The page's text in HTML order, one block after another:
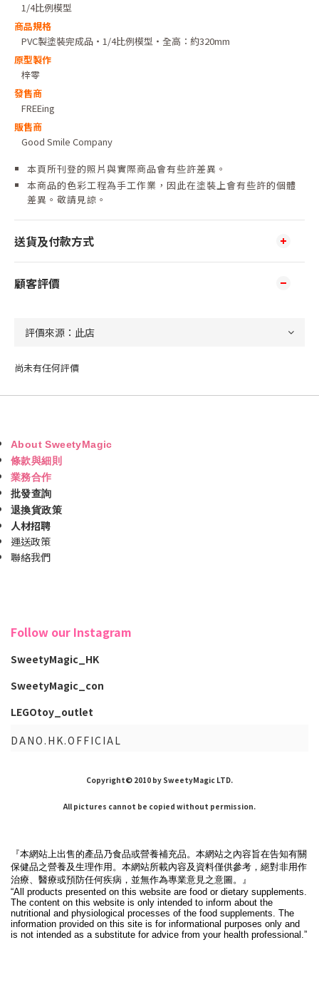
1/4比例模型
商品規格
PVC製塗裝完成品・1/4比例模型・全高：約320mm
原型製作
梓零
發售商
FREEing
販售商
Good Smile Company
本頁所刊登的照片與實際商品會有些許差異。
本商品的色彩工程為手工作業，因此在塗裝上會有些許的個體
差異。敬請見諒。
送貨及付款方式
顧客評價
尚未有任何評價
About SweetyMagic
條款與細則
業務合作
批發查詢
退換貨政策
人材招聘
運送政策
聯絡我們
Follow our Instagram
SweetyMagic_HK
SweetyMagic_con
LEGOtoy_outlet
DANO.HK.OFFICIAL
Copyright© 2010 by SweetyMagic LTD.
All pictures cannot be copied without permission.
『本網站上出售的產品乃食品或營養補充品。本網站之內容旨在告知有關
保健品之營養及生理作用。本網站所載內容及資料僅供參考，絕對非用作
治療、醫療或預防任何疾病，並無作為專業意見之意圖。』
“All products presented on this website are food or dietary supplements.
The content on this website is only intended to inform about the
nutritional and physiological processes of the food supplements. The
information provided on this site is for informational purposes only and
is not intended as a substitute for advice from your health professional.”